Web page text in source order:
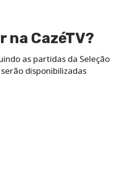
na CazéTV?
as partidas da Seleção
disponibilizadas